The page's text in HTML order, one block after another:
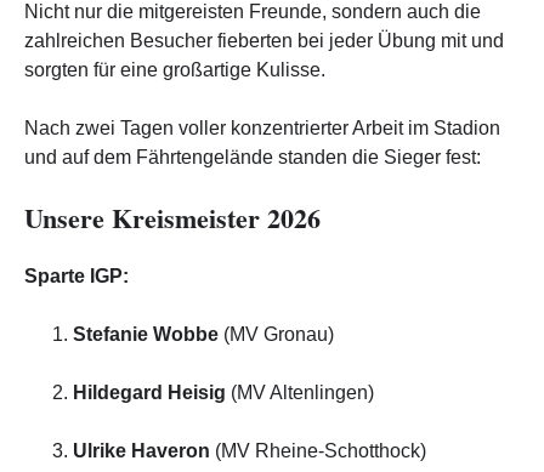
Nicht nur die mitgereisten Freunde, sondern auch die
zahlreichen Besucher fieberten bei jeder Übung mit und
sorgten für eine großartige Kulisse.
Nach zwei Tagen voller konzentrierter Arbeit im Stadion
und auf dem Fährtengelände standen die Sieger fest:
Unsere Kreismeister 2026
Sparte IGP:
Stefanie Wobbe (MV Gronau)
Hildegard Heisig (MV Altenlingen)
Ulrike Haveron (MV Rheine-Schotthock)